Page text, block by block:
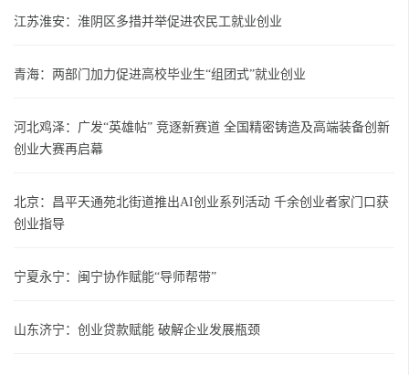
江苏淮安：淮阴区多措并举促进农民工就业创业
青海：两部门加力促进高校毕业生“组团式”就业创业
河北鸡泽：广发“英雄帖” 竞逐新赛道 全国精密铸造及高端装备创新
创业大赛再启幕
北京：昌平天通苑北街道推出AI创业系列活动 千余创业者家门口获
创业指导
宁夏永宁：闽宁协作赋能“导师帮带”
山东济宁：创业贷款赋能 破解企业发展瓶颈